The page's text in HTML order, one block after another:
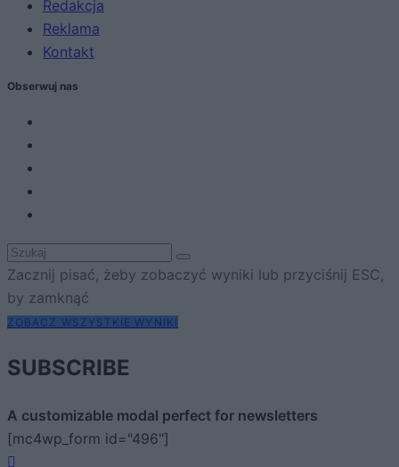
Redakcja
Reklama
Kontakt
Obserwuj nas
Zacznij pisać, żeby zobaczyć wyniki lub przyciśnij ESC,
by zamknąć
ZOBACZ WSZYSTKIE WYNIKI
SUBSCRIBE
A customizable modal perfect for newsletters
[mc4wp_form id="496"]